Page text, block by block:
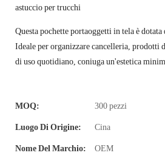
astuccio per trucchi
Questa pochette portaoggetti in tela è dotata
Ideale per organizzare cancelleria, prodotti
di uso quotidiano, coniuga un'estetica
MOQ: 300 pezzi
Luogo Di Origine: Cina
Nome Del Marchio: OEM